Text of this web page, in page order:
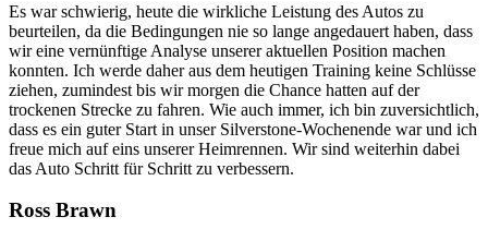
Es war schwierig, heute die wirkliche Leistung des Autos zu
beurteilen, da die Bedingungen nie so lange angedauert haben, dass
wir eine vernünftige Analyse unserer aktuellen Position machen
konnten. Ich werde daher aus dem heutigen Training keine Schlüsse
ziehen, zumindest bis wir morgen die Chance hatten auf der
trockenen Strecke zu fahren. Wie auch immer, ich bin zuversichtlich,
dass es ein guter Start in unser Silverstone-Wochenende war und ich
freue mich auf eins unserer Heimrennen. Wir sind weiterhin dabei
das Auto Schritt für Schritt zu verbessern.
Ross Brawn